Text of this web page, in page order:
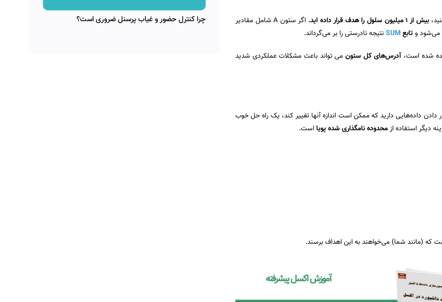
بیش از 1 میلیون سلول را هدف قرار داده اید.
اگر ستون A شامل مقادیر
می‌شود وتابعSUMنتیجه نادرستی را بر می‌گرداند.
شده است،آدرس‌‌های کل ستونمی تواند باعث مشکلات عملکردی شدید
دادن داده‌هایی دارید که ممکن است اندازه آنها تغییر کند، یک راه حل خوب
دیگر استفاده ازمحدوده‌ نامگذاری شده پویااست.
که (مانند شما) می‌خواهند به این اهداف برسند.
چرا کنترل حضور و غیاب پرسنل ضروری است؟